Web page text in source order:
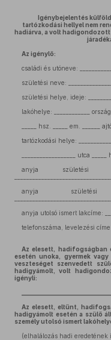
Igénybejelentés
tartózkodási hellyel nem
hadiárva, a volt
Az igénylő:
családi és utóneve:
születési neve:
születési helye, ideje:
lakóhelye: ____________
_____ hsz. _____ em. ______
tartózkodási helye:
__________________ utca
anyja születési
anyja
anyja utolsó ismert lakcíme:
telefonszáma, levelezési címe
Az elesett,
esetén unoka, gyermek
veszteséget szenvedett
hadigyámolt, volt
igényli:
Az elesett, eltűnt,
hadigyámolt esetén a szülő
személy utolsó ismert
(elhalálozás hadi eredetének